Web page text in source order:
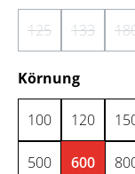
125(Diese Option ist
133(Diese
Körnung
100 120
500 600